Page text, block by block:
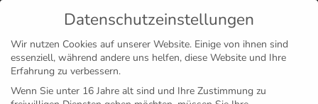
MENÜ
Disclaimer Impressum Datenschutz
Datenschutzeinstellungen
Wir nutzen Cookies auf unserer Website. Einige von ihnen sind
essenziell, während andere uns helfen, diese Website und Ihre
Erfahrung zu verbessern.
Wenn Sie unter 16 Jahre alt sind und Ihre Zustimmung zu